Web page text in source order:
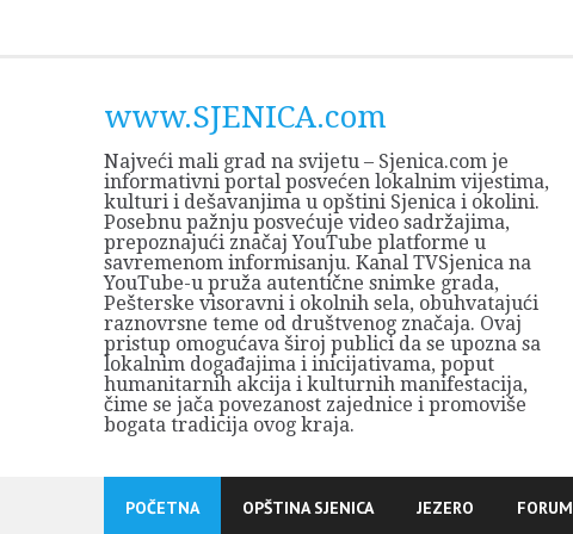
www.SJENICA.com
Najveći mali grad na svijetu – Sjenica.com je
informativni portal posvećen lokalnim vijestima,
kulturi i dešavanjima u opštini Sjenica i okolini.
Posebnu pažnju posvećuje video sadržajima,
prepoznajući značaj YouTube platforme u
savremenom informisanju. Kanal TVSjenica na
YouTube-u pruža autentične snimke grada,
Pešterske visoravni i okolnih sela, obuhvatajući
raznovrsne teme od društvenog značaja. Ovaj
pristup omogućava široj publici da se upozna sa
lokalnim događajima i inicijativama, poput
humanitarnih akcija i kulturnih manifestacija,
čime se jača povezanost zajednice i promoviše
bogata tradicija ovog kraja.
POČETNA OPŠTINA SJENICA JEZERO FORUM